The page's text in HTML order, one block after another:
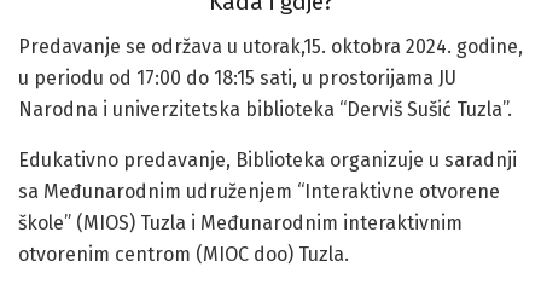
Predavanje se održava u utorak,15. oktobra 2024. godine,
u periodu od 17:00 do 18:15 sati, u prostorijama JU
Narodna i univerzitetska biblioteka “Derviš Sušić Tuzla”.
Edukativno predavanje, Biblioteka organizuje u saradnji
sa Međunarodnim udruženjem “Interaktivne otvorene
škole” (MIOS) Tuzla i Međunarodnim interaktivnim
otvorenim centrom (MIOC doo) Tuzla.